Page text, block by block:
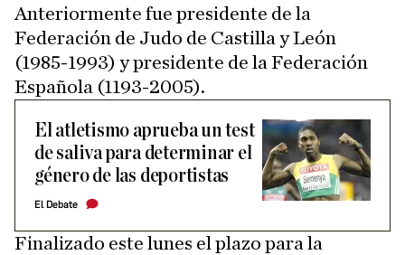
Anteriormente fue presidente de la
Federación de Judo de Castilla y León
(1985-1993) y presidente de la Federación
Española (1193-2005).
El atletismo aprueba un test
de saliva para determinar el
género de las deportistas
El Debate
Finalizado este lunes el plazo para la